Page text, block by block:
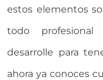
estos elementos
todo
desarrolle para
ahora ya conoces